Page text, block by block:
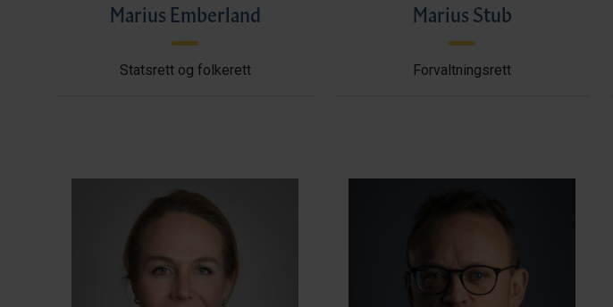
Marius Emberland
Statsrett og folkerett
Marius Stub
Forvaltningsrett